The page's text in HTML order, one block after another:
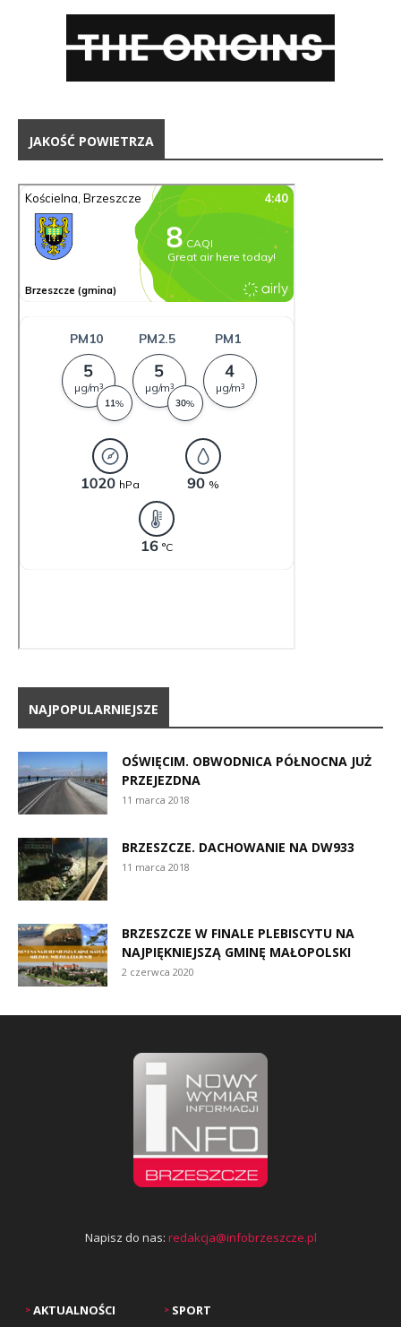
JAKOŚĆ POWIETRZA
NAJPOPULARNIEJSZE
OŚWIĘCIM. OBWODNICA PÓŁNOCNA JUŻ
PRZEJEZDNA
11 marca 2018
BRZESZCZE. DACHOWANIE NA DW933
11 marca 2018
BRZESZCZE W FINALE PLEBISCYTU NA
NAJPIĘKNIEJSZĄ GMINĘ MAŁOPOLSKI
2 czerwca 2020
Napisz do nas: redakcja@infobrzeszcze.pl
> AKTUALNOŚCI > SPORT